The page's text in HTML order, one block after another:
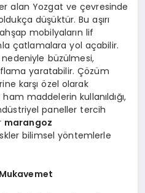
alan Yozgat ve çevresinde
düşüktür. Bu aşırı
mobilyaların lif
çatlamalara yol açabilir.
büzülmesi,
yaratabilir. Çözüm
karşı özel olarak
maddelerin kullanıldığı,
paneller tercih
marangoz
bilimsel yöntemlerle